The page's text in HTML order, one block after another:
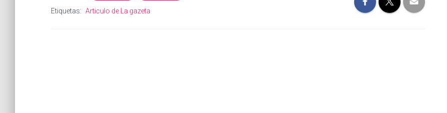
Etiquetas: Articulo de La gazeta